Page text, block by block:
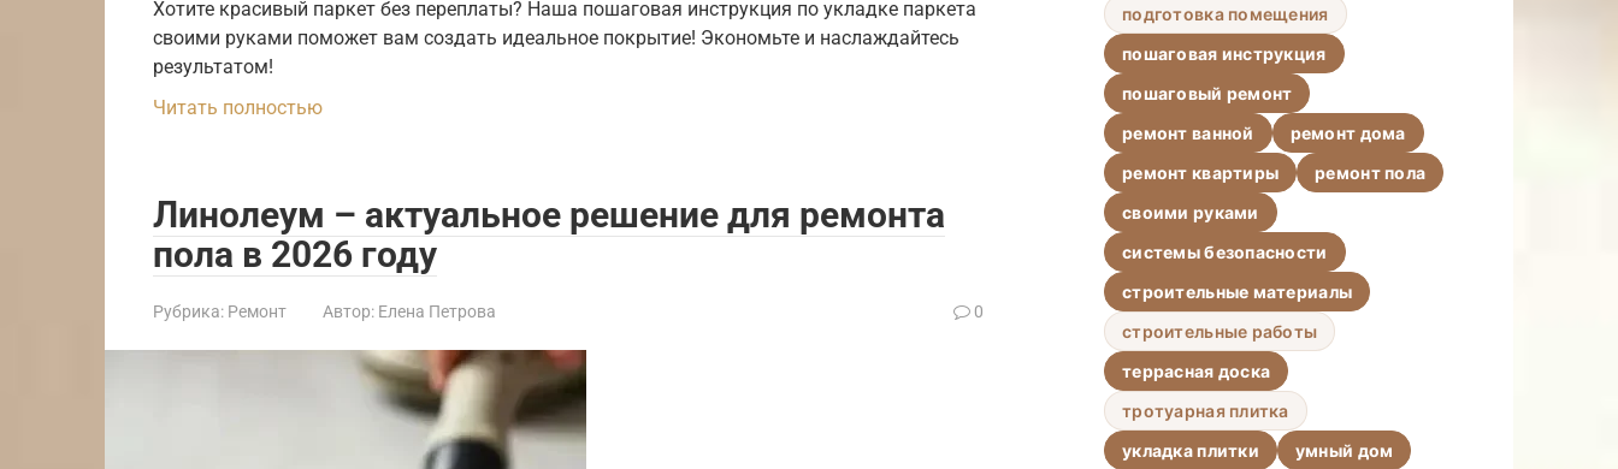
Хотите красивый паркет без переплаты? Наша пошаговая инструкция по укладке паркета
своими руками поможет вам создать идеальное покрытие! Экономьте и наслаждайтесь
результатом!
Читать полностью
Линолеум – актуальное решение для ремонта
пола в 2026 году
Рубрика: Ремонт Автор: Елена Петрова 0
подготовка помещения
пошаговая инструкция
пошаговый ремонт
ремонт ванной
ремонт дома
ремонт квартиры
ремонт пола
своими руками
системы безопасности
строительные материалы
строительные работы
террасная доска
тротуарная плитка
укладка плитки
умный дом